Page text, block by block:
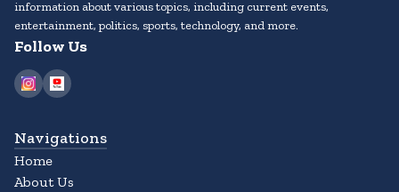
information about various topics, including current events,
entertainment, politics, sports, technology, and more.
Follow Us
Navigations
Home
About Us